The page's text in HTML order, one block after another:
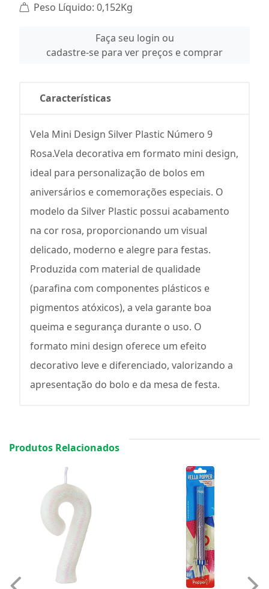
Peso Líquido: 0,152Kg
Faça seu login ou
cadastre-se para ver preços e comprar
Características
Vela Mini Design Silver Plastic Número 9
Rosa.Vela decorativa em formato mini design,
ideal para personalização de bolos em
aniversários e comemorações especiais. O
modelo da Silver Plastic possui acabamento
na cor rosa, proporcionando um visual
delicado, moderno e alegre para festas.
Produzida com material de qualidade
(parafina com componentes plásticos e
pigmentos atóxicos), a vela garante boa
queima e segurança durante o uso. O
formato mini design oferece um efeito
decorativo leve e diferenciado, valorizando a
apresentação do bolo e da mesa de festa.
Produtos Relacionados